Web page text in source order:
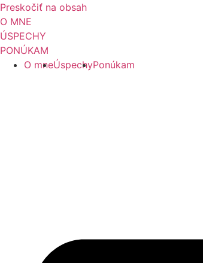
Preskočiť na obsah
O MNE
ÚSPECHY
PONÚKAM
O mneÚspechyPonúkam